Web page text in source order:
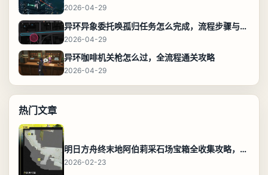
2026-04-29
异环异象委托唤孤归任务怎么完成，流程步骤与位置攻略
2026-04-29
异环咖啡机关枪怎么过，全流程通关攻略
2026-04-29
热门文章
明日方舟终末地阿伯莉采石场宝箱全收集攻略，全点位分布图与路线
2026-02-23